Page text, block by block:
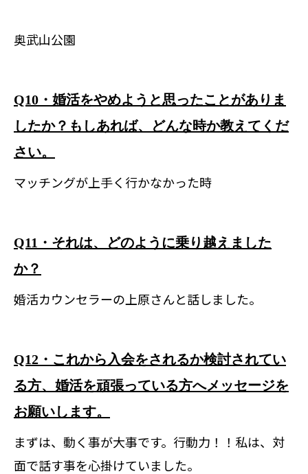
奥武山公園
Q10・婚活をやめようと思ったことがありま
したか？もしあれば、どんな時か教えてくだ
さい。
マッチングが上手く行かなかった時
Q11・それは、どのように乗り越えました
か？
婚活カウンセラーの上原さんと話しました。
Q12・これから入会をされるか検討されてい
る方、婚活を頑張っている方へメッセージを
お願いします。
まずは、動く事が大事です。行動力！！私は、対
面で話す事を心掛けていました。